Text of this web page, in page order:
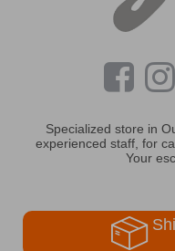
Specialized store in
experienced staff, for
Your